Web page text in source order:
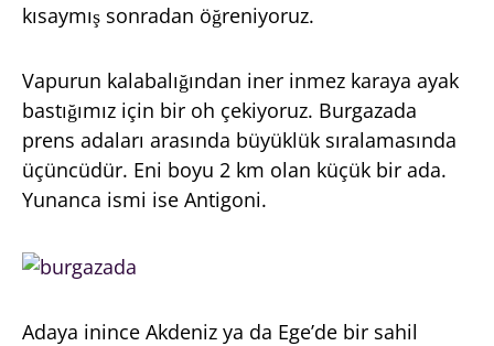
kısaymış sonradan öğreniyoruz.
Vapurun kalabalığından iner inmez karaya ayak
bastığımız için bir oh çekiyoruz. Burgazada
prens adaları arasında büyüklük sıralamasında
üçüncüdür. Eni boyu 2 km olan küçük bir ada.
Yunanca ismi ise Antigoni.
Adaya inince Akdeniz ya da Ege’de bir sahil